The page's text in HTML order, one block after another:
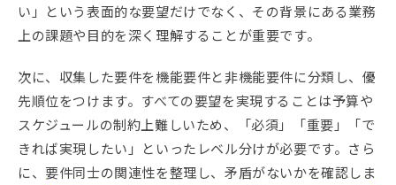
い」という表面的な要望だけでなく、その背景にある業務
上の課題や目的を深く理解することが重要です。
次に、収集した要件を機能要件と非機能要件に分類し、優
先順位をつけます。すべての要望を実現することは予算や
スケジュールの制約上難しいため、「必須」「重要」「で
きれば実現したい」といったレベル分けが必要です。さら
に、要件同士の関連性を整理し、矛盾がないかを確認しま